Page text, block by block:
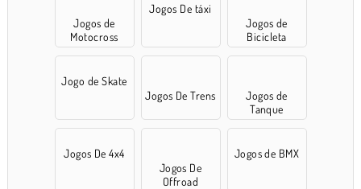
Jogos de
Motocross
Jogos De táxi
Jogos de
Bicicleta
Jogo de Skate
Jogos De Trens
Jogos de
Tanque
Jogos De 4x4
Jogos De
Offroad
Jogos de BMX